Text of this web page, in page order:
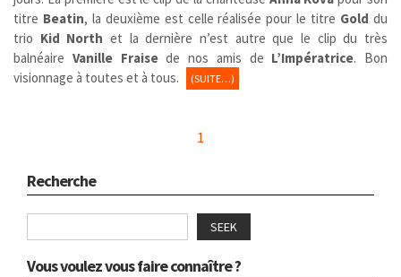
titre Beatin, la deuxième est celle réalisée pour le titre Gold du
trio Kid North et la dernière n’est autre que le clip du très
balnéaire Vanille Fraisede nos amis de L’Impératrice. Bon
visionnage à toutes et à tous.
(SUITE…)
1
Recherche
SEEK
Vous voulez vous faire connaître ?